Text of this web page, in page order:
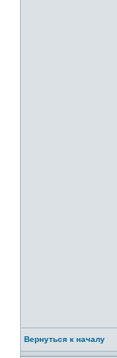
Вернуться к началу